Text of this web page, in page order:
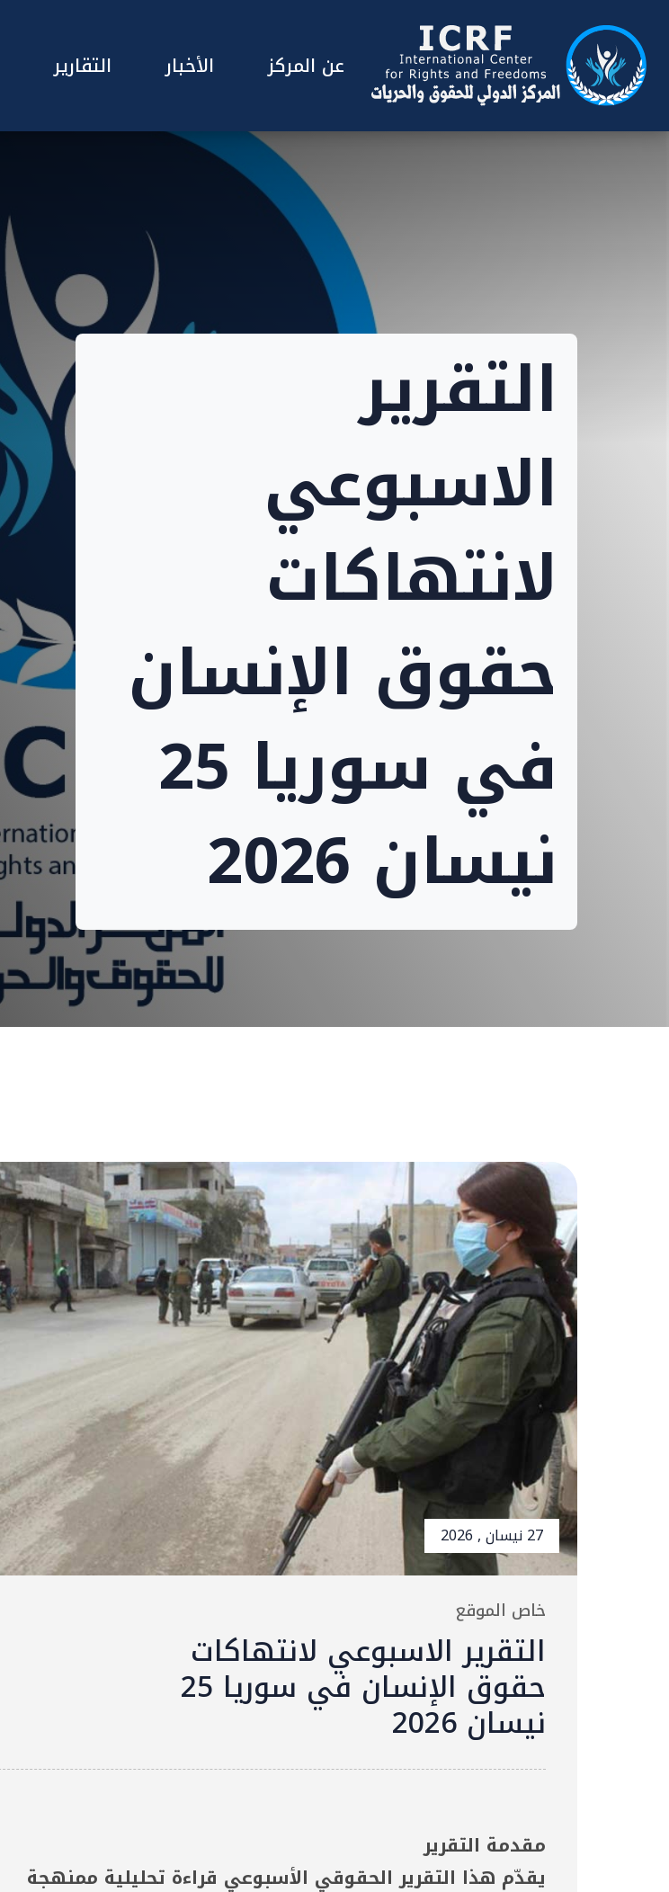
عن المركز الأخبار التقارير
التقرير
الاسبوعي
لانتهاكات
حقوق الإنسان
في سوريا 25
نيسان 2026
27 نيسان , 2026
خاص الموقع
التقرير الاسبوعي لانتهاكات
حقوق الإنسان في سوريا 25
نيسان 2026
مقدمة التقرير
يقدّم هذا التقرير الحقوقي الأسبوعي قراءة تحليلية ممنهجة